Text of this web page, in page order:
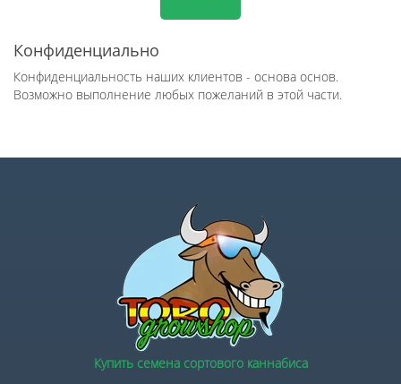
Конфиденциально
Конфиденциальность наших клиентов - основа основ.
Возможно выполнение любых пожеланий в этой части.
Купить семена сортового каннабиса